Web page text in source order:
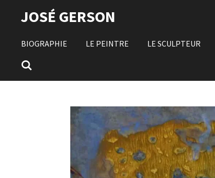
Passer
principal
JOSÉ GERSON
BIOGRAPHIE LE PEINTRE LE SCULPTEUR